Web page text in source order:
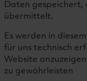
Daten gespeichert,
übermittelt.
Es werden in
für uns technisch
Website
zu gewährleisten